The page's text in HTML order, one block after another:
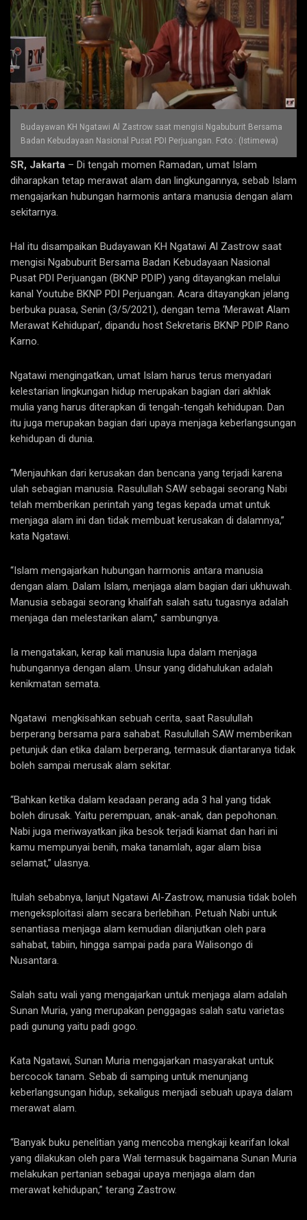
Budayawan KH Ngatawi Al Zastrow saat mengisi Ngabuburit Bersama
Badan Kebudayaan Nasional Pusat PDI Perjuangan. Foto : (Istimewa)
SR, Jakarta – Di tengah momen Ramadan, umat Islam
diharapkan tetap merawat alam dan lingkungannya, sebab Islam
mengajarkan hubungan harmonis antara manusia dengan alam
sekitarnya.
Hal itu disampaikan Budayawan KH Ngatawi Al Zastrow saat
mengisi Ngabuburit Bersama Badan Kebudayaan Nasional
Pusat PDI Perjuangan (BKNP PDIP) yang ditayangkan melalui
kanal Youtube BKNP PDI Perjuangan. Acara ditayangkan jelang
berbuka puasa, Senin (3/5/2021), dengan tema ‘Merawat Alam
Merawat Kehidupan’, dipandu host Sekretaris BKNP PDIP Rano
Karno.
Ngatawi mengingatkan, umat Islam harus terus menyadari
kelestarian lingkungan hidup merupakan bagian dari akhlak
mulia yang harus diterapkan di tengah-tengah kehidupan. Dan
itu juga merupakan bagian dari upaya menjaga keberlangsungan
kehidupan di dunia.
“Menjauhkan dari kerusakan dan bencana yang terjadi karena
ulah sebagian manusia. Rasulullah SAW sebagai seorang Nabi
telah memberikan perintah yang tegas kepada umat untuk
menjaga alam ini dan tidak membuat kerusakan di dalamnya,”
kata Ngatawi.
“Islam mengajarkan hubungan harmonis antara manusia
dengan alam. Dalam Islam, menjaga alam bagian dari ukhuwah.
Manusia sebagai seorang khalifah salah satu tugasnya adalah
menjaga dan melestarikan alam,” sambungnya.
Ia mengatakan, kerap kali manusia lupa dalam menjaga
hubungannya dengan alam. Unsur yang didahulukan adalah
kenikmatan semata.
Ngatawi mengkisahkan sebuah cerita, saat Rasulullah
berperang bersama para sahabat. Rasulullah SAW memberikan
petunjuk dan etika dalam berperang, termasuk diantaranya tidak
boleh sampai merusak alam sekitar.
“Bahkan ketika dalam keadaan perang ada 3 hal yang tidak
boleh dirusak. Yaitu perempuan, anak-anak, dan pepohonan.
Nabi juga meriwayatkan jika besok terjadi kiamat dan hari ini
kamu mempunyai benih, maka tanamlah, agar alam bisa
selamat,” ulasnya.
Itulah sebabnya, lanjut Ngatawi Al-Zastrow, manusia tidak boleh
mengeksploitasi alam secara berlebihan. Petuah Nabi untuk
senantiasa menjaga alam kemudian dilanjutkan oleh para
sahabat, tabiin, hingga sampai pada para Walisongo di
Nusantara.
Salah satu wali yang mengajarkan untuk menjaga alam adalah
Sunan Muria, yang merupakan penggagas salah satu varietas
padi gunung yaitu padi gogo.
Kata Ngatawi, Sunan Muria mengajarkan masyarakat untuk
bercocok tanam. Sebab di samping untuk menunjang
keberlangsungan hidup, sekaligus menjadi sebuah upaya dalam
merawat alam.
“Banyak buku penelitian yang mencoba mengkaji kearifan lokal
yang dilakukan oleh para Wali termasuk bagaimana Sunan Muria
melakukan pertanian sebagai upaya menjaga alam dan
merawat kehidupan,” terang Zastrow.